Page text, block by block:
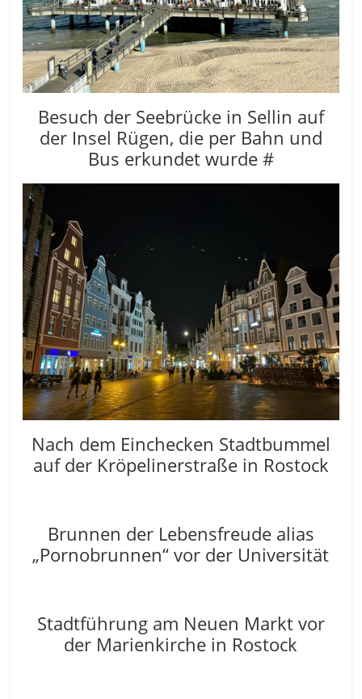
Besuch der Seebrücke in Sellin auf
der Insel Rügen, die per Bahn und
Bus erkundet wurde #
Nach dem Einchecken Stadtbummel
auf der Kröpelinerstraße in Rostock
Brunnen der Lebensfreude alias
„Pornobrunnen“ vor der Universität
Stadtführung am Neuen Markt vor
der Marienkirche in Rostock